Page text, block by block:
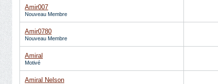
Amir007
Nouveau Membre
Amir0780
Nouveau Membre
Amiral
Motivé
Amiral Nelson